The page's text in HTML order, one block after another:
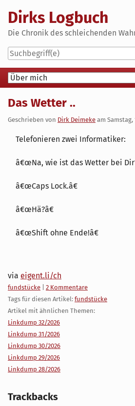
content
Dirks Logbuch
Die Chronik des schleichenden
Navigation
Das Wetter ..
Geschrieben von Dirk Deimeke am Samstag,
Telefonieren zwei Informatiker:
â€œNa, wie ist das Wetter bei
â€œCaps Lock.â€
â€œHä?â€
â€œShift ohne Ende!â€
via eigent.li/ch
Kategorien:
fundstücke
2 Kommentare
Tags für diesen Artikel: fundstücke
Artikel mit ähnlichen Themen:
Linkdump 32/2026
Linkdump 31/2026
Linkdump 30/2026
Linkdump 29/2026
Linkdump 28/2026
Trackbacks